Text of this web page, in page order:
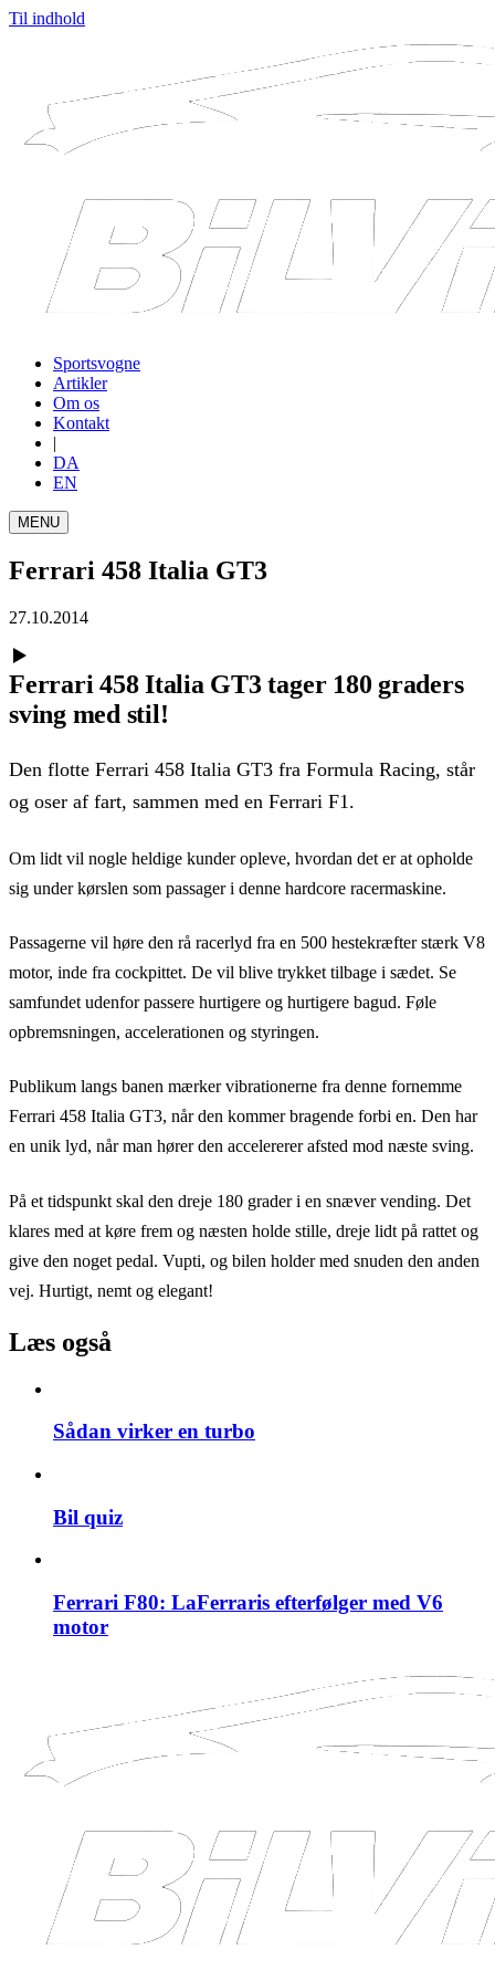
Til indhold
Sportsvogne
Artikler
Om os
Kontakt
|
DA
EN
MENU
Ferrari 458 Italia GT3
27.10.2014
Ferrari 458 Italia GT3 tager 180 graders
sving med stil!
Den flotte Ferrari 458 Italia GT3 fra Formula Racing, står
og oser af fart, sammen med en Ferrari F1.
Om lidt vil nogle heldige kunder opleve, hvordan det er at opholde
sig under kørslen som passager i denne hardcore racermaskine.
Passagerne vil høre den rå racerlyd fra en 500 hestekræfter stærk V8
motor, inde fra cockpittet. De vil blive trykket tilbage i sædet. Se
samfundet udenfor passere hurtigere og hurtigere bagud. Føle
opbremsningen, accelerationen og styringen.
Publikum langs banen mærker vibrationerne fra denne fornemme
Ferrari 458 Italia GT3, når den kommer bragende forbi en. Den har
en unik lyd, når man hører den accelererer afsted mod næste sving.
På et tidspunkt skal den dreje 180 grader i en snæver vending. Det
klares med at køre frem og næsten holde stille, dreje lidt på rattet og
give den noget pedal. Vupti, og bilen holder med snuden den anden
vej. Hurtigt, nemt og elegant!
Læs også
Sådan virker en turbo
Bil quiz
Ferrari F80: LaFerraris efterfølger med V6
motor